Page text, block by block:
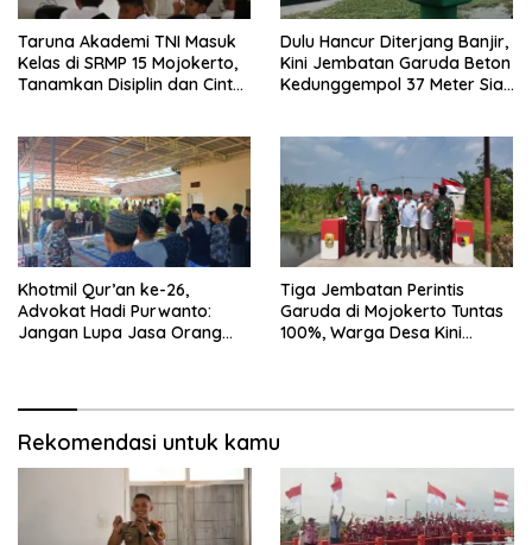
Taruna Akademi TNI Masuk
Kelas di SRMP 15 Mojokerto,
Tanamkan Disiplin dan Cinta
Dulu Hancur Diterjang Banjir,
Kini Jembatan Garuda Beton
Kedunggempol 37 Meter Siap
Khotmil Qur’an ke-26,
Advokat Hadi Purwanto:
Jangan Lupa Jasa Orang
Tiga Jembatan Perintis
Garuda di Mojokerto Tuntas
100%, Warga Desa Kini
Rekomendasi untuk kamu